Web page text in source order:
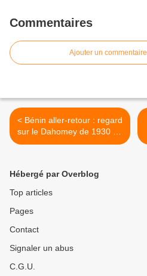
Commentaires
Ajouter un commentaire
< Bénin aller-retour : regard
sur le Dahomey de 1930 au
musée Albert Kahn jusqu’au
Hébergé par Overblog
Top articles
Pages
Contact
Signaler un abus
C.G.U.